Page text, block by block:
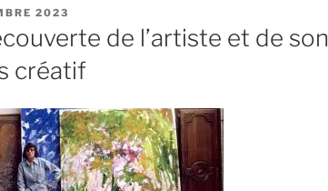
2023
de l’artiste et de son
créatif